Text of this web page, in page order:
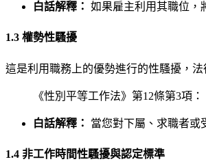
白話解釋： 如果雇主利用其職位，
1.3 權勢性騷擾
這是利用職務上的優勢進行的性騷擾，法
《性別平等工作法》第12條第3項
白話解釋： 當您對下屬、求職者或
1.4 非工作時間性騷擾與認定標準